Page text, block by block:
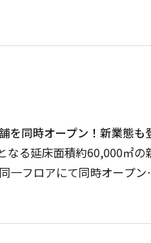
を同時オープン！新業態も
る延床面積約60,000㎡の
一フロアにて同時オープ